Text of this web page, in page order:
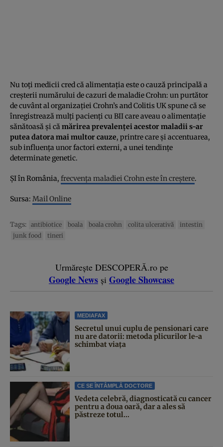
Nu toţi medicii cred că alimentaţia este o cauză principală a
creşterii numărului de cazuri de maladie Crohn: un purtător
de cuvânt al organizaţiei Crohn’s and Colitis UK spune că se
înregistrează mulţi pacienţi cu BII care aveau o alimentaţie
sănătoasă şi că mărirea prevalenţei acestor maladii s-ar
putea datora mai multor cauze, printre care şi accentuarea,
sub influenţa unor factori externi, a unei tendinţe
determinate genetic.
ŞI în România, frecvenţa maladiei Crohn este în creştere.
Sursa: Mail Online
Tags: antibiotice boala boala crohn colita ulcerativă
intestin
junk food
tineri
Urmărește DESCOPERĂ.ro pe
Google News și Google Showcase
MEDIAFAX
Secretul unui cuplu de pensionari care
nu are datorii: metoda plicurilor le-a
schimbat viața
CE SE ÎNTÂMPLĂ DOCTORE
Vedeta celebră, diagnosticată cu cancer
pentru a doua oară, dar a ales să
păstreze totul...